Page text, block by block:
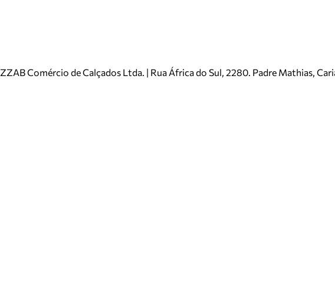
ZZAB Comércio de Calçados Ltda. | Rua África do Sul, 2280. Padre Mathias,